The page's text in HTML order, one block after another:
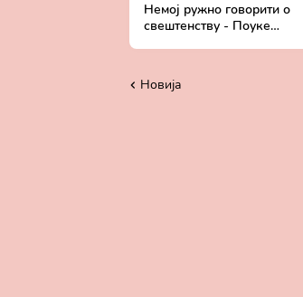
Немој ружно говорити о
свештенству - Поуке
Новија